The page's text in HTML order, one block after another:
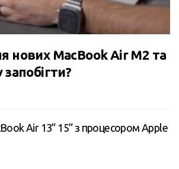
нових MacBook Air M2 та
Air 13” 15” з процесором Apple